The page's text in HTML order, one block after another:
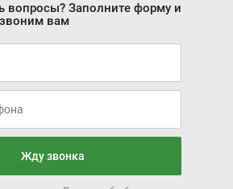
Цена от:
17 599 ₽/мес.
CHANGAN LAMORE
вопросы? Заполните форму и
вам
Жду звонка